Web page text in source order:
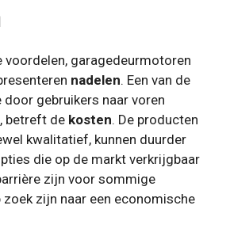
voordelen, garagedeurmotoren
nadelen. Een van de
door gebruikers naar voren
betreft de kosten. De producten
kwalitatief, kunnen duurder
die op de markt verkrijgbaar
zijn voor sommige
zoek zijn naar een economische